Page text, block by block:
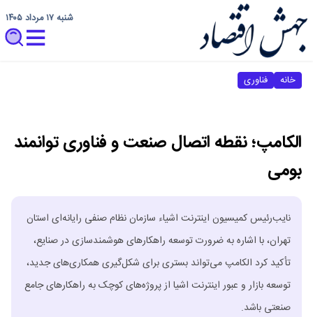
شنبه ۱۷ مرداد ۱۴۰۵
خانه فناوری
الکامپ؛ نقطه اتصال صنعت و فناوری توانمند
بومی
نایب‌رئیس کمیسیون اینترنت اشیاء سازمان نظام صنفی رایانه‌ای استان
تهران، با اشاره به ضرورت توسعه راهکارهای هوشمندسازی در صنایع،
تأکید کرد الکامپ می‌تواند بستری برای شکل‌گیری همکاری‌های جدید،
توسعه بازار و عبور اینترنت اشیا از پروژه‌های کوچک به راهکارهای جامع
صنعتی باشد.